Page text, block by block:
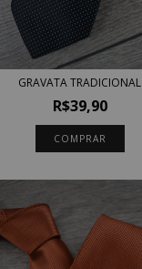
GRAVATA TRADICIONAL
R$39,90